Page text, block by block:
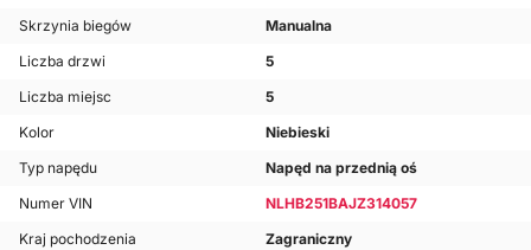
Skrzynia biegów
Manualna
Liczba drzwi
5
Liczba miejsc
5
Kolor
Niebieski
Typ napędu
Napęd na przednią oś
Numer VIN
NLHB251BAJZ314057
Kraj pochodzenia
Zagraniczny